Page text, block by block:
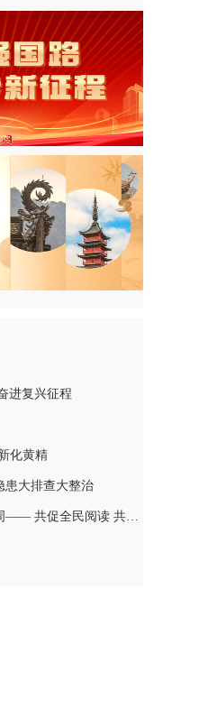
进复兴征程
化黄精
患大排查大整治
专题 | 全民阅读活动周—— 共促全民阅读 共建书香社会